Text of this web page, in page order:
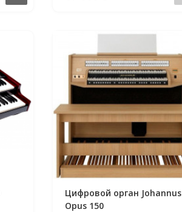
Цифровой орган Johannus
Opus 150